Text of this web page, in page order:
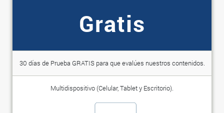
Gratis
30 días de Prueba GRATIS para que evalúes nuestros contenidos.
Multidispositivo (Celular, Tablet y Escritorio).